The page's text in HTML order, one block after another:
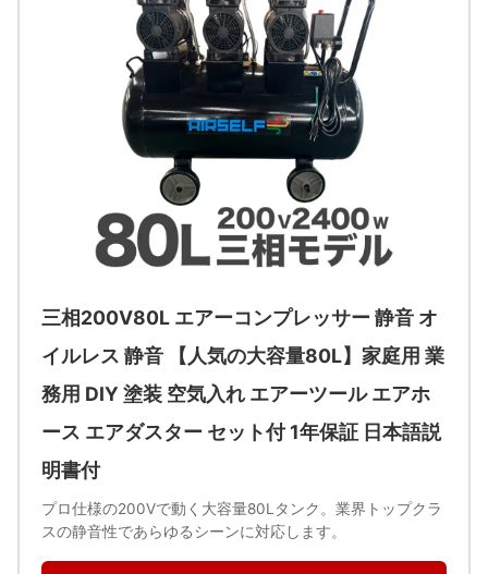
三相200V80L エアーコンプレッサー 静音 オ
イルレス 静音 【人気の大容量80L】家庭用 業
務用 DIY 塗装 空気入れ エアーツール エアホ
ース エアダスター セット付 1年保証 日本語説
明書付
プロ仕様の200Vで動く大容量80Lタンク。業界トップクラ
スの静音性であらゆるシーンに対応します。